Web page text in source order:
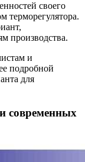
своего
терморегулятора.
производства.
и
подробной
для
современных